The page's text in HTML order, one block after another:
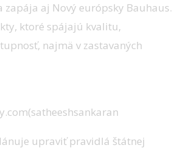
zapája aj Nový európsky Bauhaus.
ktoré spájajú kvalitu,
najmä v zastavaných
upraviť pravidlá štátnej